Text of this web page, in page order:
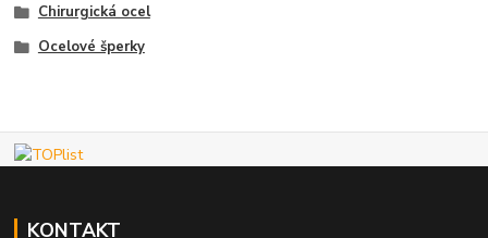
Chirurgická ocel
Ocelové šperky
KONTAKT